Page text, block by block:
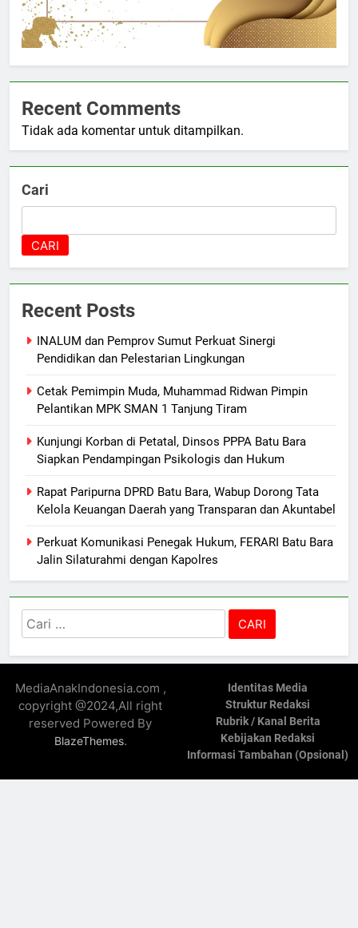
Recent Comments
Tidak ada komentar untuk ditampilkan.
Cari
CARI
Recent Posts
INALUM dan Pemprov Sumut Perkuat Sinergi
Pendidikan dan Pelestarian Lingkungan
Cetak Pemimpin Muda, Muhammad Ridwan Pimpin
Pelantikan MPK SMAN 1 Tanjung Tiram
Kunjungi Korban di Petatal, Dinsos PPPA Batu Bara
Siapkan Pendampingan Psikologis dan Hukum
Rapat Paripurna DPRD Batu Bara, Wabup Dorong Tata
Kelola Keuangan Daerah yang Transparan dan Akuntabel
Perkuat Komunikasi Penegak Hukum, FERARI Batu Bara
Jalin Silaturahmi dengan Kapolres
Cari
untuk:
MediaAnakIndonesia.com ,
copyright @2024,All right
reserved Powered By
BlazeThemes.
Identitas Media
Struktur Redaksi
Rubrik / Kanal Berita
Kebijakan Redaksi
Informasi Tambahan (Opsional)